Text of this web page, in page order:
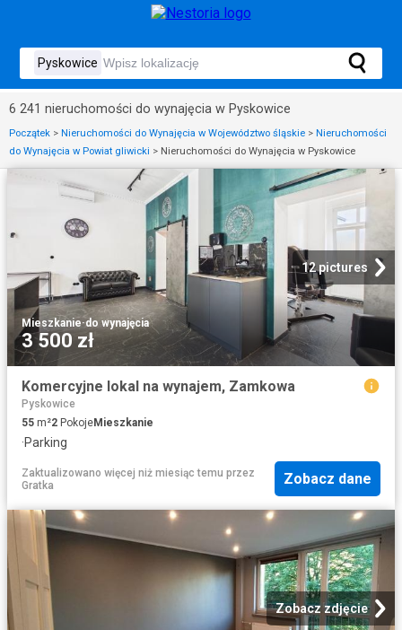
6 241 nieruchomości do wynajęcia w Pyskowice
Początek > Nieruchomości do Wynajęcia w Województwo śląskie > Nieruchomości
do Wynajęcia w Powiat gliwicki > Nieruchomości do Wynajęcia w Pyskowice
12 pictures
Mieszkanie·do wynajęcia
3 500 zł
Komercyjne lokal na wynajem, Zamkowa
Pyskowice
55 m²2 PokojeMieszkanie
·Parking
Zaktualizowano więcej niż miesiąc temu przez
Gratka
Zobacz dane
Zobacz zdjęcie